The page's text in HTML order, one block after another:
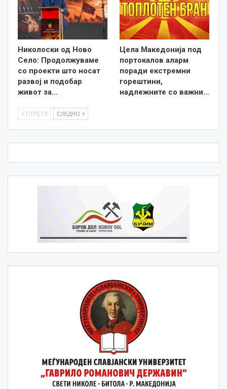
Николоски од Ново
Село: Продолжуваме
со проекти што носат
развој и подобар
живот за…
Цела Македонија под
портокалов аларм
поради екстремни
горештини,
надлежните со важни…
ПТРЕТХ СЛЕДНО